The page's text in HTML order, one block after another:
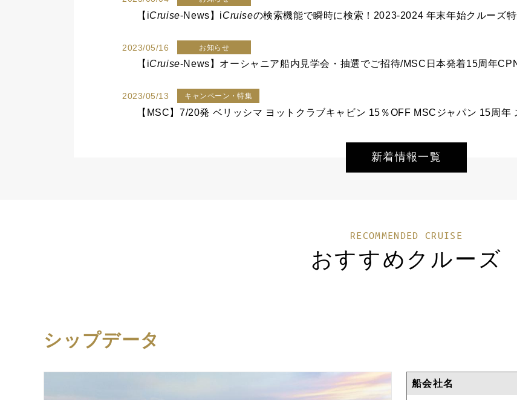
【 iCruise-News】 iCruiseの検索機能で瞬時に検索！2023-2024 年末年始クルーズ
2023/05/16 お知らせ
【 iCruise-News】オーシャニア船内見学会・抽選でご招待/MSC日本発着15周年
2023/05/13 キャンペーン・特集
【MSC】7/20発 ベリッシマ ヨットクラブキャビン 15％OFF MSCジャパン 15周年
新着情報一覧
RECOMMENDED CRUISE
おすすめクルーズ
シップデータ
船会社名